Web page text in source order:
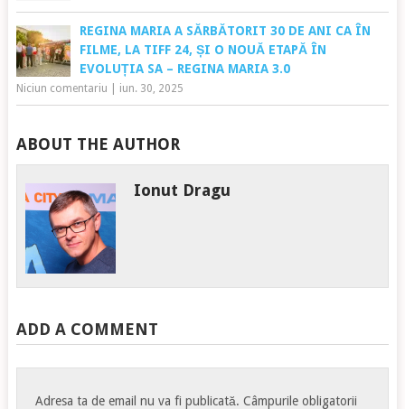
REGINA MARIA A SĂRBĂTORIT 30 DE ANI CA ÎN
FILME, LA TIFF 24, ȘI O NOUĂ ETAPĂ ÎN
EVOLUȚIA SA – REGINA MARIA 3.0
Niciun comentariu iun. 30, 2025
ABOUT THE AUTHOR
Ionut Dragu
ADD A COMMENT
Adresa ta de email nu va fi publicată. Câmpurile obligatorii